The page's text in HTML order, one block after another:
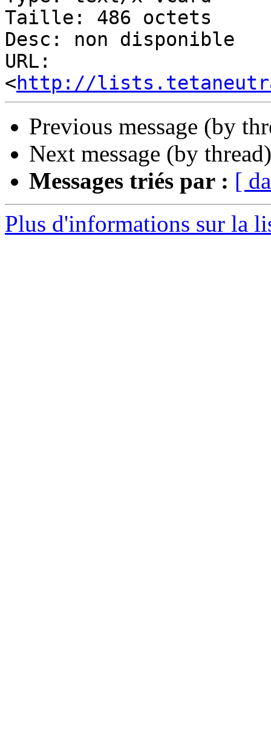
Taille: 486 octets
Desc: non disponible
URL:
<http://
Previous message (by
Next message (by
Messages triés par : [
Plus d'informations sur la